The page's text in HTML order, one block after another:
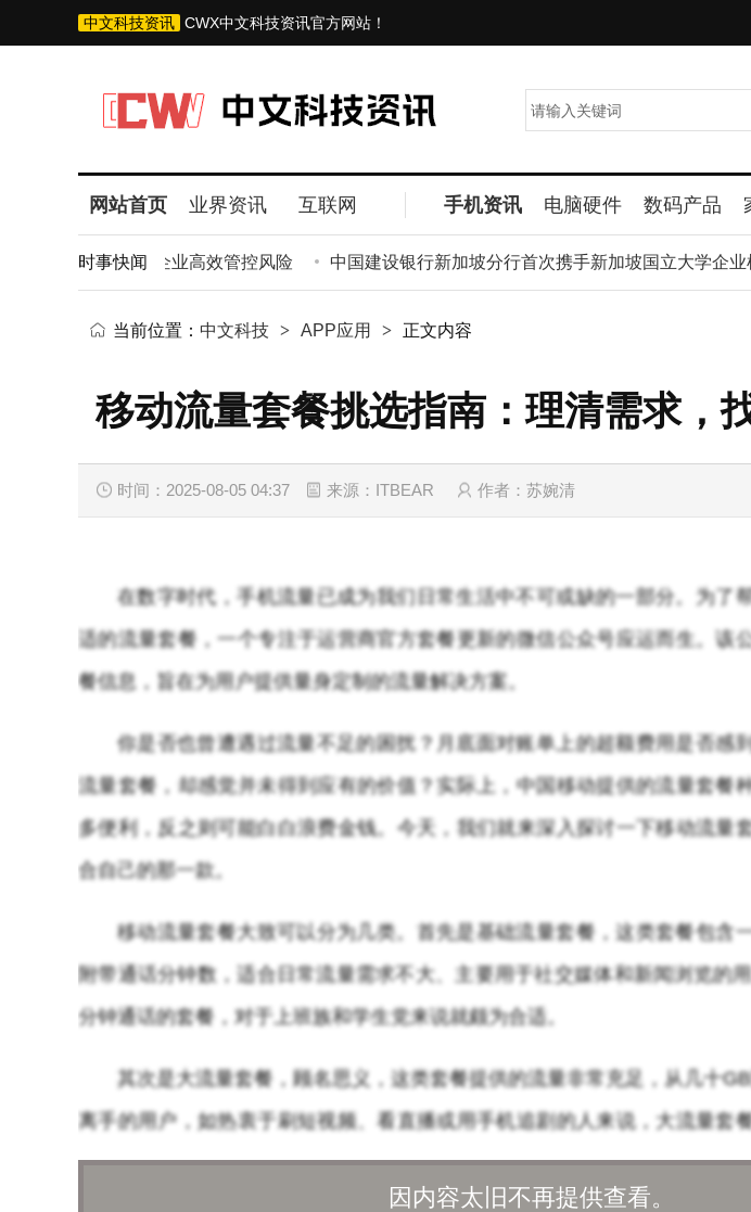
中文科技资讯 CWX中文科技资讯官方网站！
网站首页 业界资讯 互联网 手机资讯 电脑硬件 数码产品
时事快闻
解，第二种助企业高效管控风险 中国建设银行新加坡分行首次携手新加坡国立大学企业
当前位置： 中文科技 > APP应用 > 正文内容
移动流量套餐挑选指南：理清需求，
时间：2025-08-05 04:37 来源：ITBEAR 作者：苏婉清
在数字时代，手机流量已成为我们日常生活中不可或缺的一部分。为了
适的流量套餐，一个专注于运营商官方套餐更新的微信公众号应运而生。该
餐信息，旨在为用户提供量身定制的流量解决方案。
你是否也曾遭遇过流量不足的困扰？月底面对账单上的超额费用是否感
流量套餐，却感觉并未得到应有的价值？实际上，中国移动提供的流量套餐
多便利，反之则可能白白浪费金钱。今天，我们就来深入探讨一下移动流量
合自己的那一款。
移动流量套餐大致可以分为几类。首先是基础流量套餐，这类套餐包含
附带通话分钟数，适合日常流量需求不大、主要用于社交媒体和新闻浏览的
分钟通话的套餐，对于上班族和学生党来说就颇为合适。
其次是大流量套餐，顾名思义，这类套餐提供的流量非常充足，从几十
离手的用户，如热衷于刷短视频、看直播或用手机追剧的人来说，大流量套
天下班路上都要刷两小时短视频的朋友，自从换了大流量套餐后，再也不用为
因内容太旧不再提供查看。